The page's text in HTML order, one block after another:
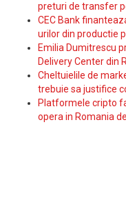
preturi de transfer
CEC Bank
urilor din productie
Emilia Dumitrescu
Delivery Center din
Cheltuielile de
trebuie sa justifice
Platformele cripto
opera in Romania